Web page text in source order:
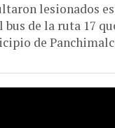
lesionados
de la ruta 17
de